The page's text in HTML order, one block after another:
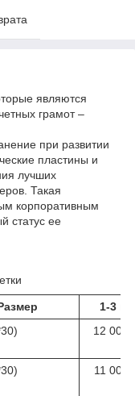
являются
грамот –
при развитии
пластины и
лучших
Такая
корпоративным
статус ее
1-3 шт
12 000
11 000